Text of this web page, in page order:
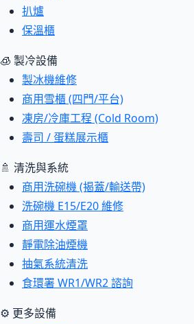
扒爐
保溫櫃
🧊 製冷設備
製冰機維修
商用雪櫃 (四門/平台)
凍房/冷庫工程 (Cold Room)
壽司 / 蛋糕展示櫃
🚿 清洗與系統
商用洗碗機 (揭蓋/輸送帶)
洗碗機 E15/E20 維修
商用運水煙罩
靜電除油煙機
抽氣系統清洗
食環署 WR1/WR2 諮詢
⚙ 更多設備